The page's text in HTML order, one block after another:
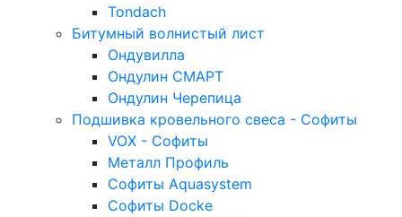
Tondach
Битумный волнистый лист
Ондувилла
Ондулин СМАРТ
Ондулин Черепица
Подшивка кровельного свеса - Софиты
VOX - Софиты
Металл Профиль
Софиты Aquasystem
Софиты Docke